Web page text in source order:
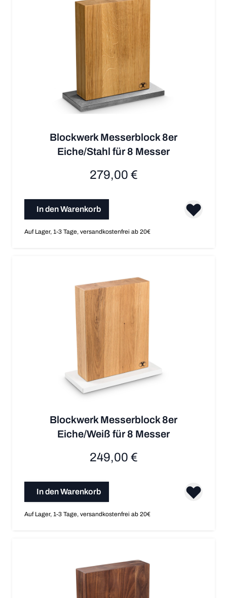
Blockwerk Messerblock 8er
Eiche/Stahl für 8 Messer
279,00 €
In den Warenkorb
Auf Lager, 1-3 Tage, versandkostenfrei ab 20€
Blockwerk Messerblock 8er
Eiche/Weiß für 8 Messer
249,00 €
In den Warenkorb
Auf Lager, 1-3 Tage, versandkostenfrei ab 20€